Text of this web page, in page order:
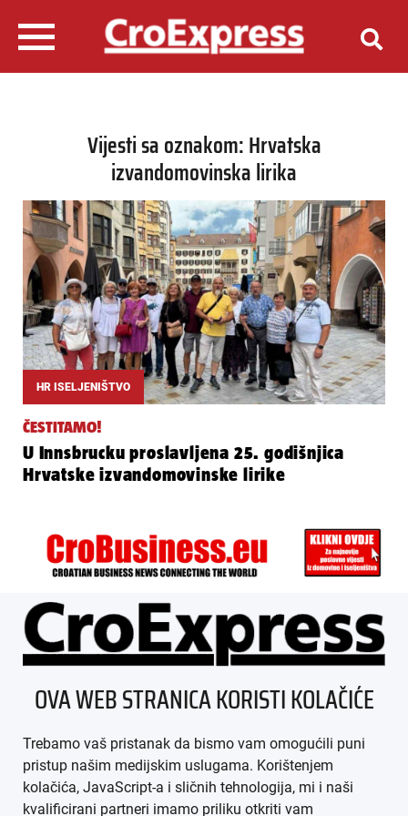
Vijesti sa oznakom: Hrvatska
izvandomovinska lirika
HR ISELJENIŠTVO
ČESTITAMO!
U Innsbrucku proslavljena 25. godišnjica
Hrvatske izvandomovinske lirike
ÜBER UNS
IMPRESSUM
AGB
DATENSCHUTZ
OVA WEB STRANICA KORISTI KOLAČIĆE
Trebamo vaš pristanak da bismo vam omogućili puni
pristup našim medijskim uslugama. Korištenjem
kolačića, JavaScript-a i sličnih tehnologija, mi i naši
kvalificirani partneri imamo priliku otkriti vam